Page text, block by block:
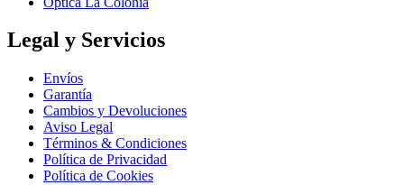
Legal y Servicios
Envíos
Garantía
Cambios y Devoluciones
Aviso Legal
Términos & Condiciones
Política de Privacidad
Política de Cookies